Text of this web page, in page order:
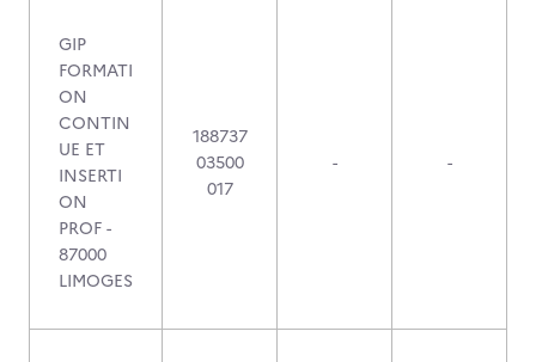
GIP
FORMATI
ON
CONTIN
UE ET
INSERTI
ON
PROF -
87000
LIMOGES
188737
03500
017
- -